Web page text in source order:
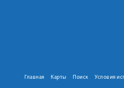
Главная Карты Поиск Условия